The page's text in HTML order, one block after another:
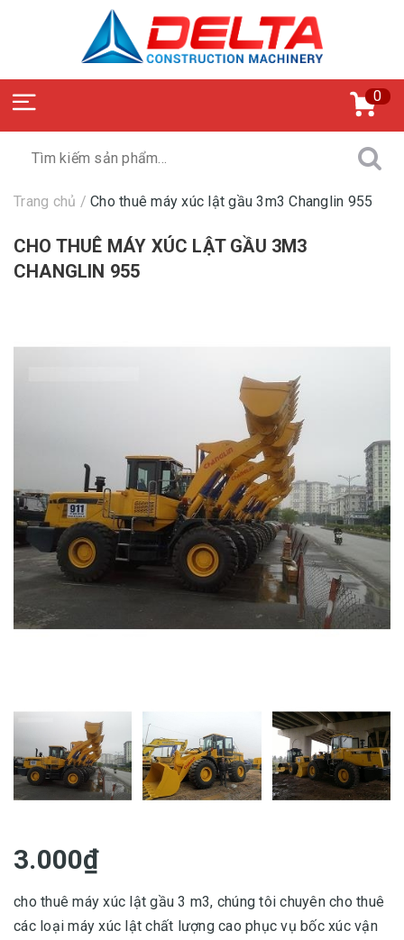
0
Trang chủ / Cho thuê máy xúc lật gầu 3m3 Changlin 955
CHO THUÊ MÁY XÚC LẬT GẦU 3M3
CHANGLIN 955
3.000₫
cho thuê máy xúc lật gầu 3 m3, chúng tôi chuyên cho thuê
các loại máy xúc lật chất lượng cao phục vụ bốc xúc vận